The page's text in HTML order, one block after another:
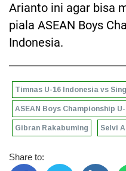
Arianto ini agar bisa
piala ASEAN Boys
Indonesia.
Timnas U-16 Indonesia vs
ASEAN Boys Championship U-
Gibran Rakabuming Selvi
Share to: